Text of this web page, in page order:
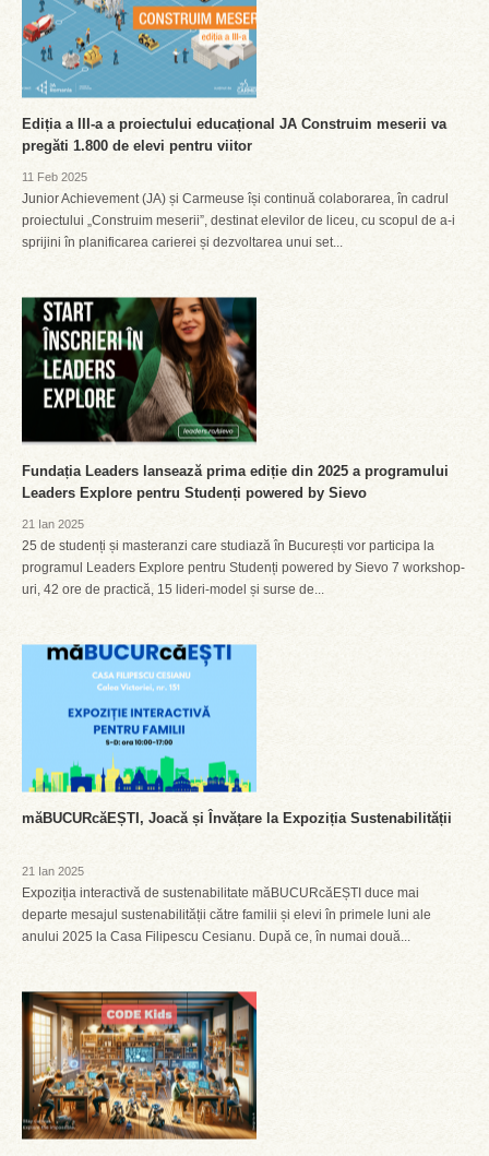
Ediția a III-a a proiectului educațional JA Construim meserii va
pregăti 1.800 de elevi pentru viitor
11 Feb 2025
Junior Achievement (JA) și Carmeuse își continuă colaborarea, în cadrul
proiectului „Construim meserii”, destinat elevilor de liceu, cu scopul de a-i
sprijini în planificarea carierei și dezvoltarea unui set...
Fundația Leaders lansează prima ediție din 2025 a programului
Leaders Explore pentru Studenți powered by Sievo
21 Ian 2025
25 de studenți și masteranzi care studiază în București vor participa la
programul Leaders Explore pentru Studenți powered by Sievo 7 workshop-
uri, 42 ore de practică, 15 lideri-model și surse de...
măBUCURcăEȘTI, Joacă și Învățare la Expoziția Sustenabilității
21 Ian 2025
Expoziția interactivă de sustenabilitate măBUCURcăEȘTI duce mai
departe mesajul sustenabilității către familii și elevi în primele luni ale
anului 2025 la Casa Filipescu Cesianu. După ce, în numai două...